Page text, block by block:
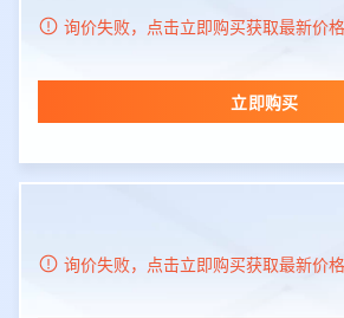
询价失败，点击立即购买获取最新价格
立即购买
询价失败，点击立即购买获取最新价格